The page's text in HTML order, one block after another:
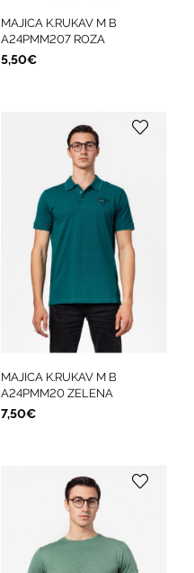
MAJICA K.RUKAV M B
A24PMM207 ROZA
5,50€
MAJICA K.RUKAV M B
A24PMM20 ZELENA
7,50€